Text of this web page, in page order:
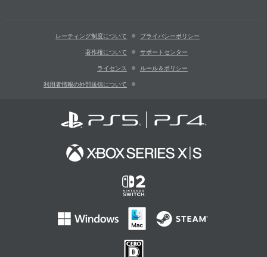
レーティング制度について プライバシーポリシー
著作権について サポートセンター
ライセンス ルール＆ポリシー
利用者情報の外部送信について